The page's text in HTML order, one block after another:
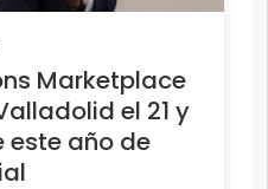
Marketplace
el 21 y
este año de